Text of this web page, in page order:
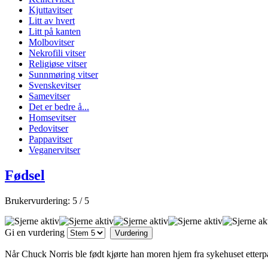
Kjuttavitser
Litt av hvert
Litt på kanten
Molbovitser
Nekrofili vitser
Religiøse vitser
Sunnmøring vitser
Svenskevitser
Samevitser
Det er bedre å...
Homsevitser
Pedovitser
Pappavitser
Veganervitser
Fødsel
Brukervurdering: 5 / 5
Gi en vurdering
Når Chuck Norris ble født kjørte han moren hjem fra sykehuset